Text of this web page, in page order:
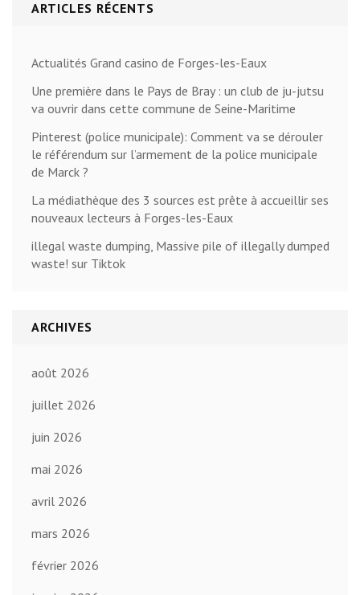
ARTICLES RÉCENTS
Actualités Grand casino de Forges-les-Eaux
Une première dans le Pays de Bray : un club de ju-jutsu
va ouvrir dans cette commune de Seine-Maritime
Pinterest (police municipale): Comment va se dérouler
le référendum sur l’armement de la police municipale
de Marck ?
La médiathèque des 3 sources est prête à accueillir ses
nouveaux lecteurs à Forges-les-Eaux
illegal waste dumping, Massive pile of illegally dumped
waste! sur Tiktok
ARCHIVES
août 2026
juillet 2026
juin 2026
mai 2026
avril 2026
mars 2026
février 2026